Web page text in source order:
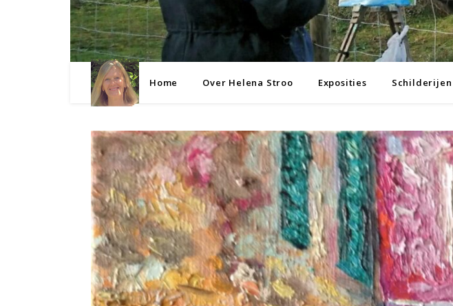
Home Over Helena Stroo Exposities Schilderijen